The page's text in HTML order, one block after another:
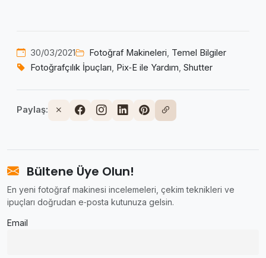
30/03/2021 Fotoğraf Makineleri, Temel Bilgiler
Fotoğrafçılık İpuçları, Pix‑E ile Yardım, Shutter
Paylaş:
Bültene Üye Olun!
En yeni fotoğraf makinesi incelemeleri, çekim teknikleri ve
ipuçları doğrudan e‑posta kutunuza gelsin.
Email